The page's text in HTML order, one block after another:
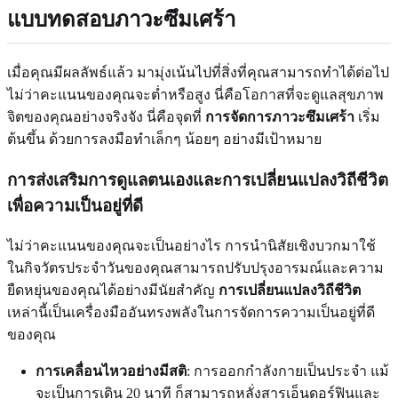
แบบทดสอบภาวะซึมเศร้า
เมื่อคุณมีผลลัพธ์แล้ว มามุ่งเน้นไปที่สิ่งที่คุณสามารถทำได้ต่อไป
ไม่ว่าคะแนนของคุณจะต่ำหรือสูง นี่คือโอกาสที่จะดูแลสุขภาพ
จิตของคุณอย่างจริงจัง นี่คือจุดที่ การจัดการภาวะซึมเศร้า เริ่ม
ต้นขึ้น ด้วยการลงมือทำเล็กๆ น้อยๆ อย่างมีเป้าหมาย
การส่งเสริมการดูแลตนเองและการเปลี่ยนแปลงวิถีชีวิต
เพื่อความเป็นอยู่ที่ดี
ไม่ว่าคะแนนของคุณจะเป็นอย่างไร การนำนิสัยเชิงบวกมาใช้
ในกิจวัตรประจำวันของคุณสามารถปรับปรุงอารมณ์และความ
ยืดหยุ่นของคุณได้อย่างมีนัยสำคัญ การเปลี่ยนแปลงวิถีชีวิต
เหล่านี้เป็นเครื่องมืออันทรงพลังในการจัดการความเป็นอยู่ที่ดี
ของคุณ
การเคลื่อนไหวอย่างมีสติ: การออกกำลังกายเป็นประจำ แม้
จะเป็นการเดิน 20 นาที ก็สามารถหลั่งสารเอ็นดอร์ฟินและ